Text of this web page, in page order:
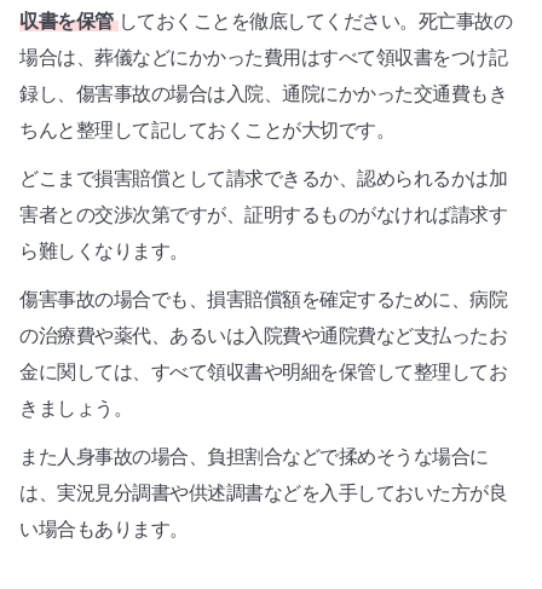
収書を保管 しておくことを徹底してください。死亡事故の
場合は、葬儀などにかかった費用はすべて領収書をつけ記
録し、傷害事故の場合は入院、通院にかかった交通費もき
ちんと整理して記しておくことが大切です。
どこまで損害賠償として請求できるか、認められるかは加
害者との交渉次第ですが、証明するものがなければ請求す
ら難しくなります。
傷害事故の場合でも、損害賠償額を確定するために、病院
の治療費や薬代、あるいは入院費や通院費など支払ったお
金に関しては、すべて領収書や明細を保管して整理してお
きましょう。
また人身事故の場合、負担割合などで揉めそうな場合に
は、実況見分調書や供述調書などを入手しておいた方が良
い場合もあります。